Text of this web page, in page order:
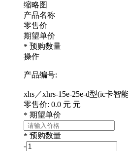
缩略图
产品名称
零售价
期望单价
* 预购数量
操作
产品编号:
xhs／xhrs-15e-25e-d型(ic卡智
零售价: 0.0 元 元
* 期望单价
* 预购数量
-